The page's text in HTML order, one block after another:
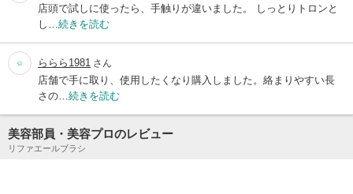
店頭で試しに使ったら、手触りが違いました。 しっとりトロンと
し… 続きを読む
ららら1981 さん
店舗で手に取り、使用したくなり購入しました。絡まりやすい長
さの… 続きを読む
美容部員・美容プロのレビュー
リファエールブラシ